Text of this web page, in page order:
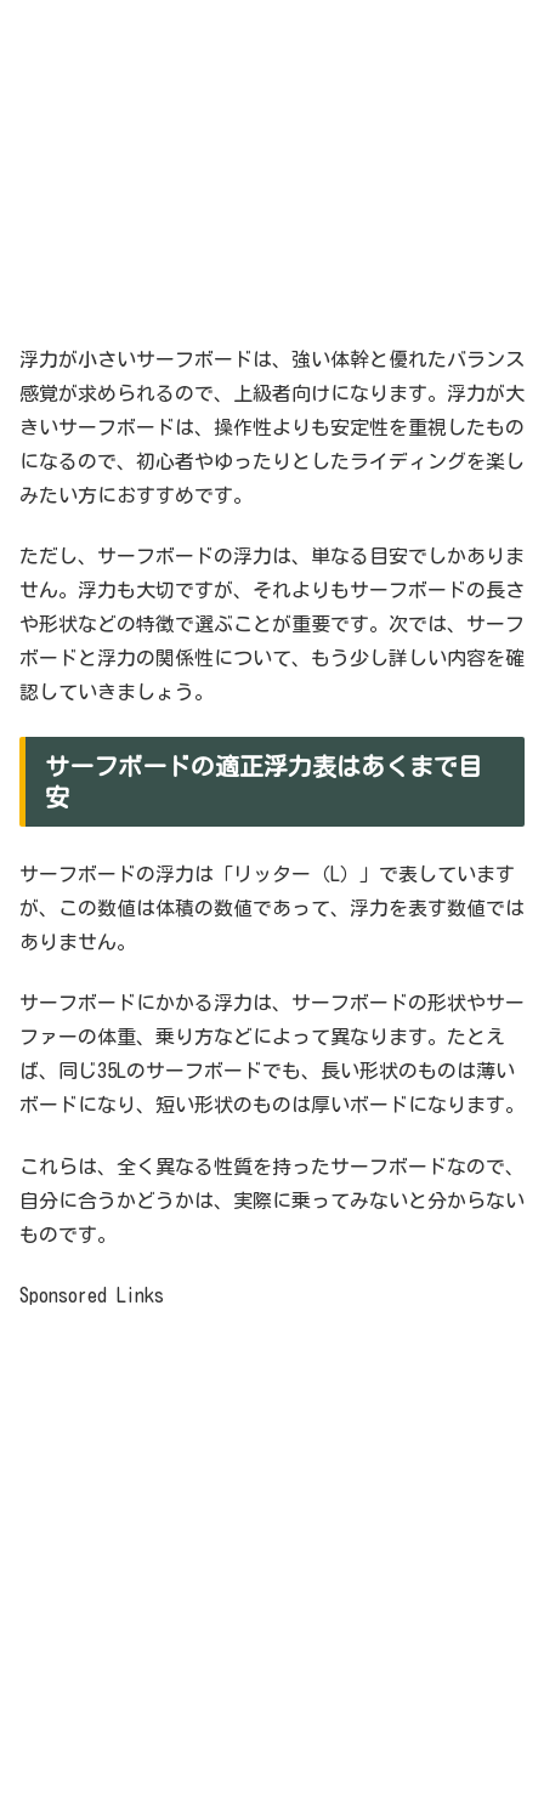
浮力が小さいサーフボードは、強い体幹と優れたバランス
感覚が求められるので、上級者向けになります。浮力が大
きいサーフボードは、操作性よりも安定性を重視したもの
になるので、初心者やゆったりとしたライディングを楽し
みたい方におすすめです。
ただし、サーフボードの浮力は、単なる目安でしかありま
せん。浮力も大切ですが、それよりもサーフボードの長さ
や形状などの特徴で選ぶことが重要です。次では、サーフ
ボードと浮力の関係性について、もう少し詳しい内容を確
認していきましょう。
サーフボードの適正浮力表はあくまで目
安
サーフボードの浮力は「リッター（L）」で表しています
が、この数値は体積の数値であって、浮力を表す数値では
ありません。
サーフボードにかかる浮力は、サーフボードの形状やサー
ファーの体重、乗り方などによって異なります。たとえ
ば、同じ35Lのサーフボードでも、長い形状のものは薄い
ボードになり、短い形状のものは厚いボードになります。
これらは、全く異なる性質を持ったサーフボードなので、
自分に合うかどうかは、実際に乗ってみないと分からない
ものです。
Sponsored Links